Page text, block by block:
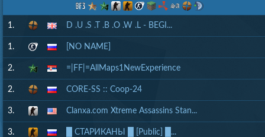
1. D .U .S .T .B .O .W .L - BEGI...
1. [NO NAME]
2. =|FF|=AllMaps1NewExperience
2. CORE-SS :: Coop-24
3. Clanxa.com Xtreme Assassins Stan...
3. █ СТАРИКАНЫ █ [Public] █...